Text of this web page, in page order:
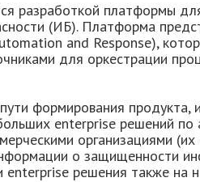
разработкой платформы
(ИБ). Платформа
and Response),
для оркестрации
формирования продукта,
enterprise решений
организациями
о защищенности
enterprise решения также на